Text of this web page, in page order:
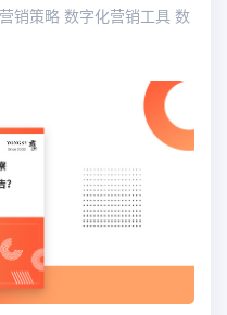
销策略 数字化营销工具 数